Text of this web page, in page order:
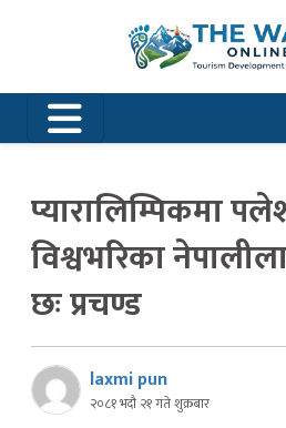
प्यारालिम्पिकमा
विश्वभरिका
छः प्रचण्ड
laxmi pun
२०८१ भदौ २१ गते शुक्रबार